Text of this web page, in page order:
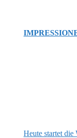
Heute startet die